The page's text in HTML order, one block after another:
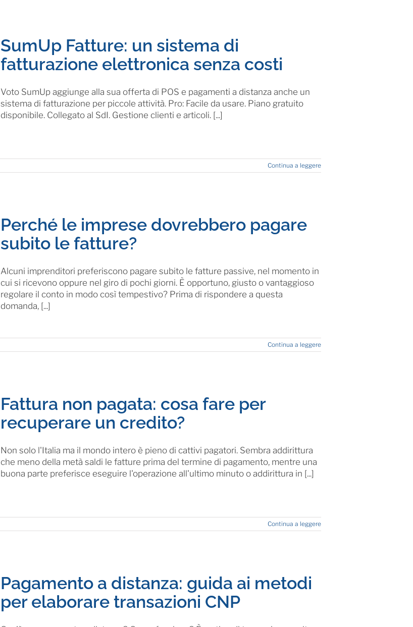
SumUp Fatture: un sistema di
fatturazione elettronica senza costi
Voto SumUp aggiunge alla sua offerta di POS e pagamenti a distanza anche un
sistema di fatturazione per piccole attività. Pro: Facile da usare. Piano gratuito
disponibile. Collegato al SdI. Gestione clienti e articoli. [...]
Continua a leggere
Perché le imprese dovrebbero pagare
subito le fatture?
Alcuni imprenditori preferiscono pagare subito le fatture passive, nel momento in
cui si ricevono oppure nel giro di pochi giorni. È opportuno, giusto o vantaggioso
regolare il conto in modo così tempestivo? Prima di rispondere a questa
domanda, [...]
Continua a leggere
Fattura non pagata: cosa fare per
recuperare un credito?
Non solo l'Italia ma il mondo intero è pieno di cattivi pagatori. Sembra addirittura
che meno della metà saldi le fatture prima del termine di pagamento, mentre una
buona parte preferisce eseguire l'operazione all'ultimo minuto o addirittura in [...]
Continua a leggere
Pagamento a distanza: guida ai metodi
per elaborare transazioni CNP